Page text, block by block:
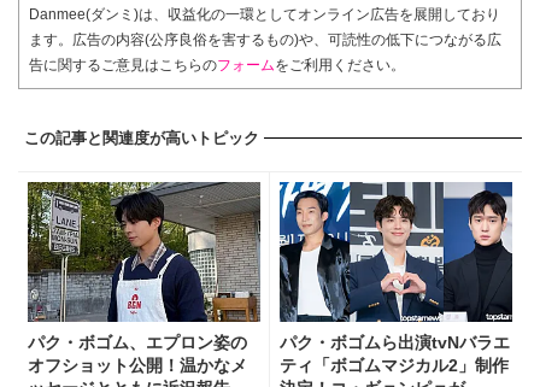
Danmee(ダンミ)は、収益化の一環としてオンライン広告を展開しており
ます。広告の内容(公序良俗を害するもの)や、可読性の低下につながる広
告に関するご意見はこちらのフォームをご利用ください。
この記事と関連度が高いトピック
パク・ボゴム、エプロン姿の
オフショット公開！温かなメ
パク・ボゴムら出演tvNバラエ
ティ「ボゴムマジカル2」制作